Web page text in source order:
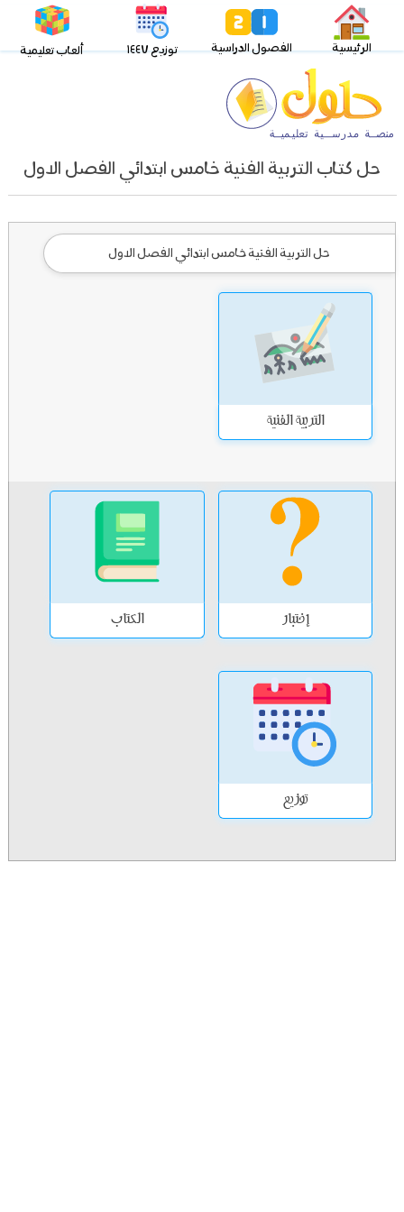
الرئيسية الفصول الدراسية توزيع ١٤٤٧ ألعاب تعليمية
حل كتاب التربية الفنية خامس ابتدائي الفصل الاول
حل التربية الفنية خامس ابتدائي الفصل الاول
التربية الفنية
إختبار الكتاب
توزيع